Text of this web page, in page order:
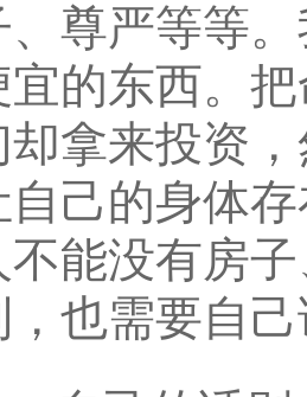
尊严等等
的东西。
却拿来投资
己的身体
能没有房
也需要自